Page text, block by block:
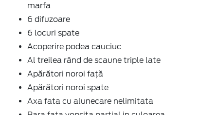
marfa
6 difuzoare
6 locuri spate
Acoperire podea cauciuc
Al treilea rând de scaune triple late
Apărători noroi față
Apărători noroi spate
Axa fata cu alunecare nelimitata